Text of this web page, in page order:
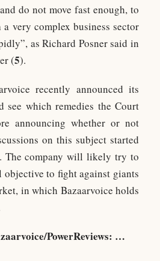
do not move fast enough, to
very complex business sector
as Richard Posner said in
(5).
recently announced its
see which remedies the Court
announcing whether or not
on this subject started
The company will likely try to
objective to fight against giants
in which Bazaarvoice holds
PowerReviews: …